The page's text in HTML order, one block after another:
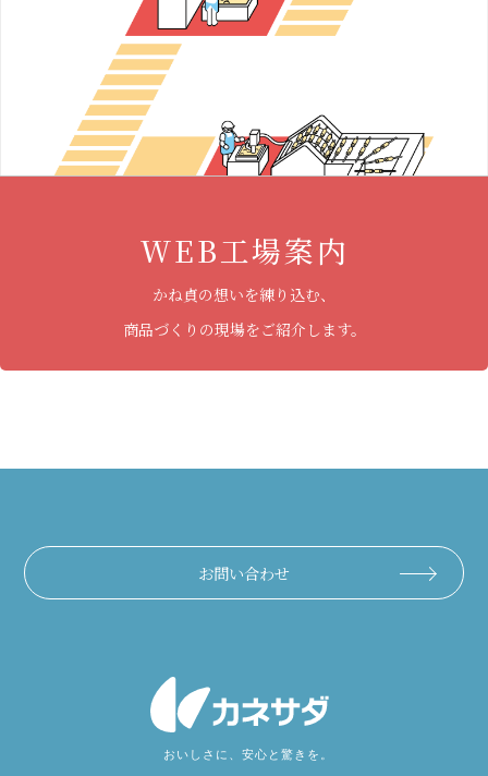
WEB工場案内
かね貞の想いを練り込む、
商品づくりの現場をご紹介します。
お問い合わせ